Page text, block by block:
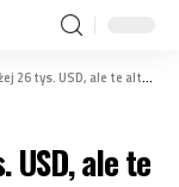
USD, ale te altcoiny mają gorzej
USD, ale te